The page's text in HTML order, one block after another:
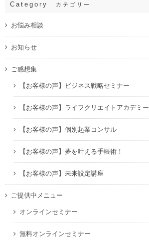
Category カテゴリー
お悩み相談
お知らせ
ご感想集
【お客様の声】ビジネス戦略セミナー
【お客様の声】ライフクリエイトアカデミー
【お客様の声】個別起業コンサル
【お客様の声】夢を叶える手帳術！
【お客様の声】未来設定講座
ご提供中メニュー
オンラインセミナー
無料オンラインセミナー